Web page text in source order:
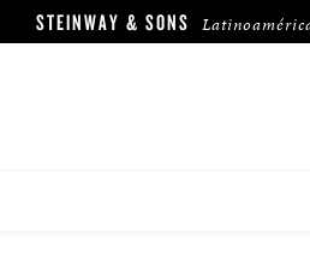
STEINWAY & SONS